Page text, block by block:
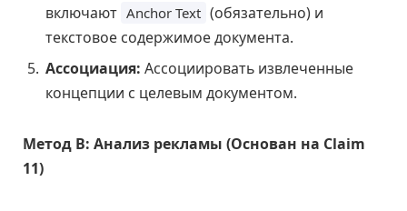
включают Anchor Text (обязательно) и
текстовое содержимое документа.
Ассоциация: Ассоциировать извлеченные
концепции с целевым документом.
Метод B: Анализ рекламы (Основан на Claim
11)